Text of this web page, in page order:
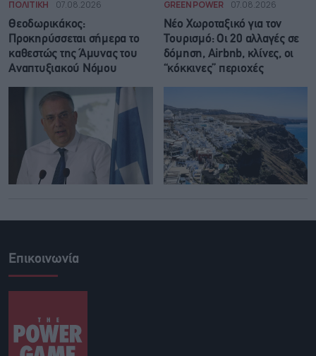
ΠΟΛΙΤΙΚΗ 07.08.2026
Θεοδωρικάκος:
Προκηρύσσεται σήμερα το
καθεστώς της Άμυνας του
Αναπτυξιακού Νόμου
GREEN POWER 07.08.2026
Νέο Χωροταξικό για τον
Τουρισμό: Οι 20 αλλαγές σε
δόμηση, Airbnb, κλίνες, οι
“κόκκινες” περιοχές
Επικοινωνία